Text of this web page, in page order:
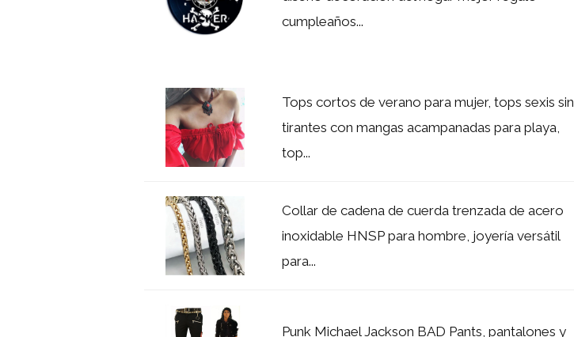
cumpleaños...
Tops cortos de verano para mujer, tops sexis sin
tirantes con mangas acampanadas para playa,
top...
Collar de cadena de cuerda trenzada de acero
inoxidable HNSP para hombre, joyería versátil
para...
Punk Michael Jackson BAD Pants, pantalones y